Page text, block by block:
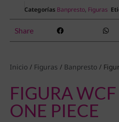
Categorías Banpresto, Figuras
Share
Inicio / Figuras / Banpresto /
FIGURA
ONE PIECE